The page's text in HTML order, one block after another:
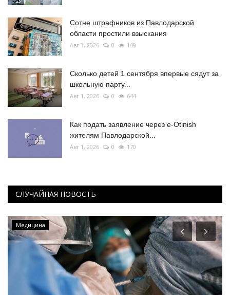
Сотне штрафников из Павлодарской
области простили взыскания
Авг 3, 2026 0 149
Сколько детей 1 сентября впервые сядут за
школьную парту...
Авг 1, 2026 0 644
Как подать заявление через e-Otinish
жителям Павлодарской...
Авг 1, 2026 0 170
СЛУЧАЙНАЯ НОВОСТЬ
Общество